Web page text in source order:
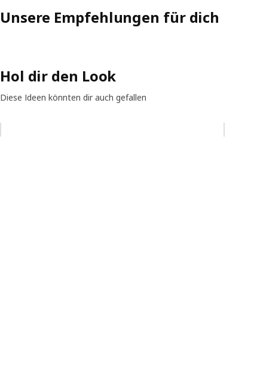
Unsere Empfehlungen für dich
Hol dir den Look
Diese Ideen könnten dir auch gefallen